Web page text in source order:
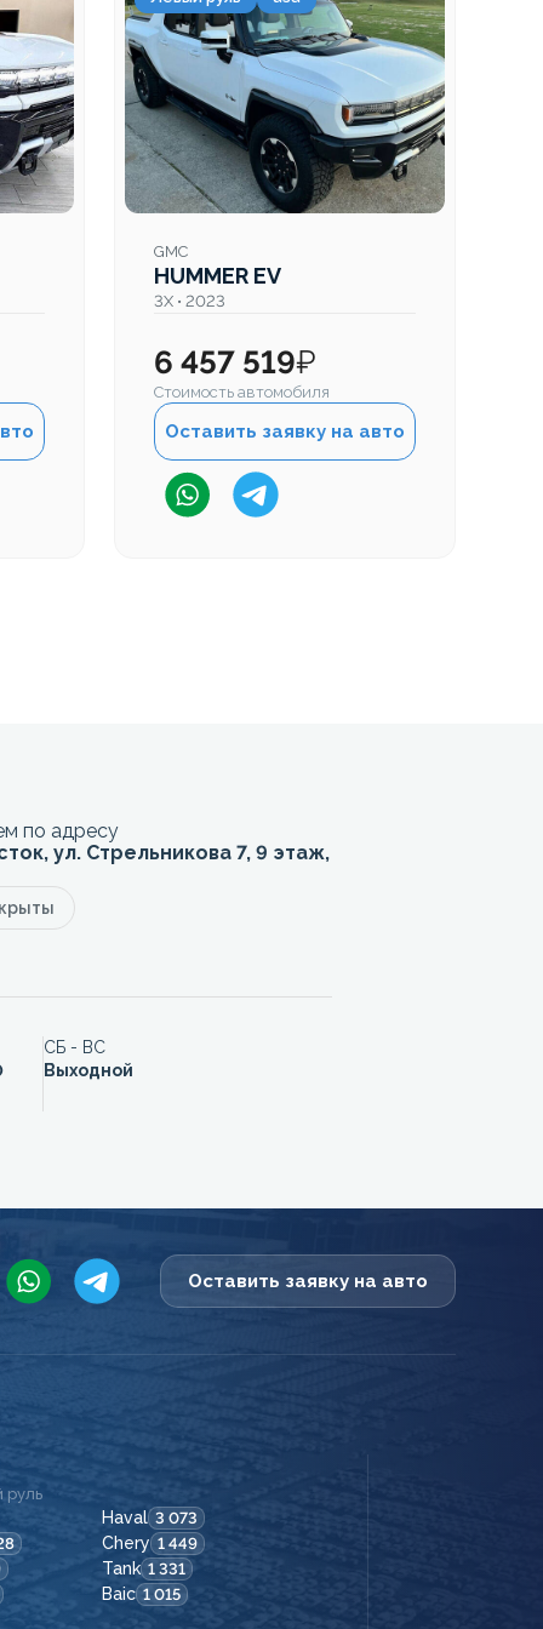
GMC
HUMMER EV
3X • 2023
6 457 519₽
Стоимость автомобиля
Оставить заявку на авто
по адресу
ул. Стрельникова 7, 9 этаж,
СБ - ВС
Выходной
Оставить заявку на авто
руль
Haval 3 073
Chery 1 449
Tank 1 331
Baic 1 015